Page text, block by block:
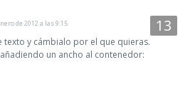
de 2012 a las 9:15
texto y cámbialo por el que quieras.
un ancho al contenedor: